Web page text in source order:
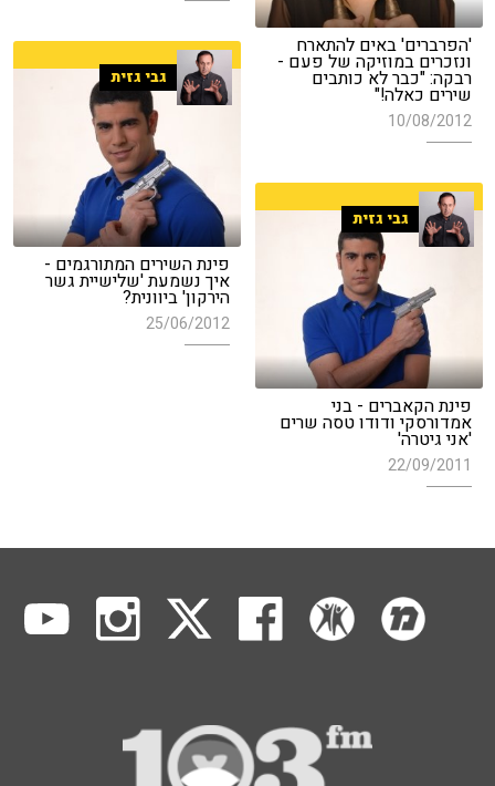
'הפרברים' באים להתארח
ונזכרים במוזיקה של פעם -
רבקה: "כבר לא כותבים
שירים כאלה!"
10/08/2012
גבי גזית
פינת השירים המתורגמים -
איך נשמעת 'שלישיית גשר
הירקון' ביוונית?
25/06/2012
גבי גזית
פינת הקאברים - בני
אמדורסקי ודודו טסה שרים
'אני גיטרה'
22/09/2011